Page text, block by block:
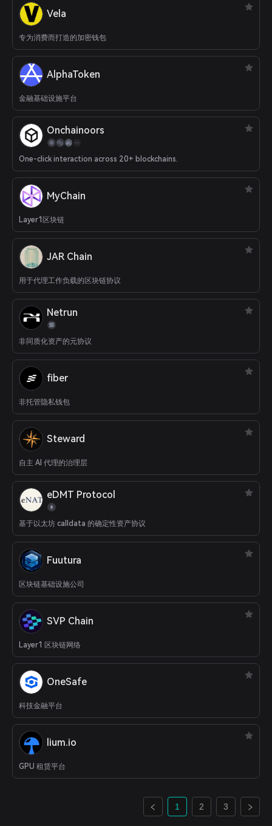
Vela
专为消费而打造的加密钱包
AlphaToken
金融基础设施平台
Onchainoors
One-click interaction across 20+ blockchains.
MyChain
Layer1区块链
JAR Chain
用于代理工作负载的区块链协议
Netrun
非同质化资产的元协议
fiber
非托管隐私钱包
Steward
自主 AI 代理的治理层
eDMT Protocol
基于以太坊 calldata 的确定性资产协议
Fuutura
区块链基础设施公司
SVP Chain
Layer1 区块链网络
OneSafe
科技金融平台
lium.io
GPU 租赁平台
1 2 3